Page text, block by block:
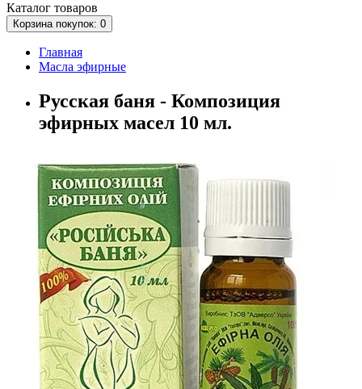
Каталог товаров
Корзинапокупок: 0
Главная
Масла эфирные
Русская баня - Композиция
эфирных масел 10 мл.